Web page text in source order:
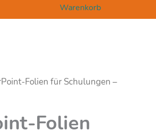
Warenkorb
Folien für Schulungen –
Folien